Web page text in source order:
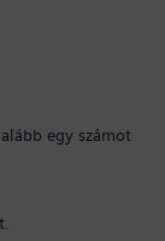
egy számot